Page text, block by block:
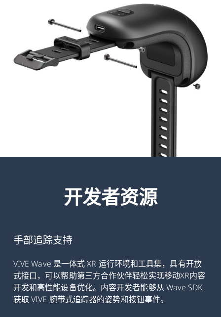
开发者资源
手部追踪支持
VIVE Wave 是一体式 XR 运行环境和工具集，具有开放
式接口，可以帮助第三方合作伙伴轻松实现移动XR内容
开发和高性能设备优化。内容开发者能够从 Wave SDK
获取 VIVE 腕带式追踪器的姿势和按钮事件。